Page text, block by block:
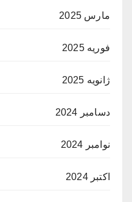
مارس 2025
فوریه 2025
ژانویه 2025
دسامبر 2024
نوامبر 2024
اکتبر 2024